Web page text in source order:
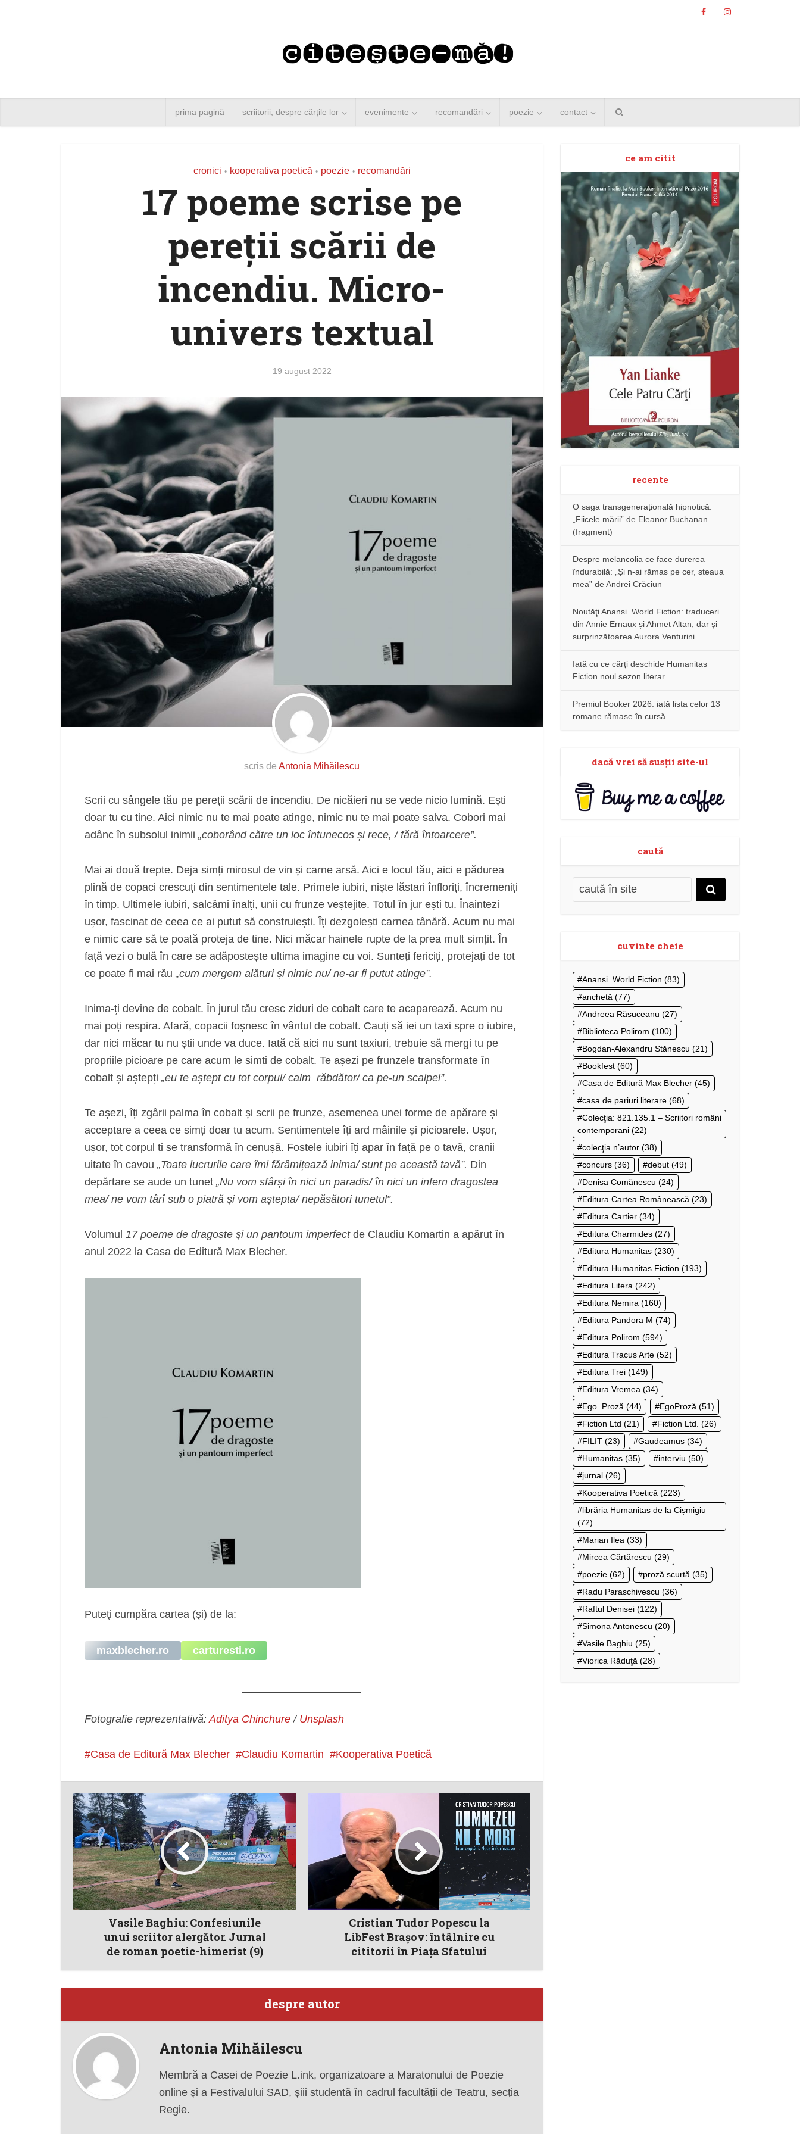
prima pagină scriitorii, despre cărţile lor evenimente recomandări poezie contact
cronici • kooperativa poetică • poezie • recomandări
17 poeme scrise pe
pereții scării de
incendiu. Micro-
univers textual
19 august 2022
scris de Antonia Mihăilescu
Scrii cu sângele tău pe pereții scării de incendiu. De nicăieri nu se vede nicio lumină. Ești
doar tu cu tine. Aici nimic nu te mai poate atinge, nimic nu te mai poate salva. Cobori mai
adânc în subsolul inimii „coborând către un loc întunecos și rece, / fără întoarcere”.
Mai ai două trepte. Deja simți mirosul de vin și carne arsă. Aici e locul tău, aici e pădurea
plină de copaci crescuți din sentimentele tale. Primele iubiri, niște lăstari înfloriți, încremeniți
în timp. Ultimele iubiri, salcâmi înalți, unii cu frunze veștejite. Totul în jur ești tu. Înaintezi
ușor, fascinat de ceea ce ai putut să construiești. Îți dezgolești carnea tânără. Acum nu mai
e nimic care să te poată proteja de tine. Nici măcar hainele rupte de la prea mult simțit. În
față vezi o bulă în care se adăpostește ultima imagine cu voi. Sunteți fericiți, protejați de tot
ce poate fi mai rău „cum mergem alături și nimic nu/ ne-ar fi putut atinge”.
Inima-ți devine de cobalt. În jurul tău cresc ziduri de cobalt care te acaparează. Acum nu
mai poți respira. Afară, copacii foșnesc în vântul de cobalt. Cauți să iei un taxi spre o iubire,
dar nici măcar tu nu știi unde va duce. Iată că aici nu sunt taxiuri, trebuie să mergi tu pe
propriile picioare pe care acum le simți de cobalt. Te așezi pe frunzele transformate în
cobalt și aștepți „eu te aștept cu tot corpul/ calm răbdător/ ca pe-un scalpel”.
Te așezi, îți zgârii palma în cobalt și scrii pe frunze, asemenea unei forme de apărare și
acceptare a ceea ce simți doar tu acum. Sentimentele îți ard mâinile și picioarele. Ușor,
ușor, tot corpul ți se transformă în cenușă. Fostele iubiri îți apar în față pe o tavă, cranii
uitate în cavou „Toate lucrurile care îmi fărâmițează inima/ sunt pe această tavă”. Din
depărtare se aude un tunet „Nu vom sfârși în nici un paradis/ în nici un infern dragostea
mea/ ne vom târî sub o piatră și vom aștepta/ nepăsători tunetul”.
Volumul 17 poeme de dragoste și un pantoum imperfect de Claudiu Komartin a apărut în
anul 2022 la Casa de Editură Max Blecher.
Puteţi cumpăra cartea (şi) de la:
maxblecher.ro carturesti.ro
Fotografie reprezentativă: Aditya Chinchure / Unsplash
Casa de Editură Max Blecher Claudiu Komartin Kooperativa Poetică
Vasile Baghiu: Confesiunile
unui scriitor alergător. Jurnal
de roman poetic-himerist (9)
Cristian Tudor Popescu la
LibFest Brașov: întâlnire cu
cititorii în Piața Sfatului
despre autor
Antonia Mihăilescu
Membră a Casei de Poezie L.ink, organizatoare a Maratonului de Poezie
online și a Festivalului SAD, șiii studentă în cadrul facultății de Teatru, secția
Regie.
ce am citit
recente
O saga transgenerațională hipnotică:
„Fiicele mării” de Eleanor Buchanan
(fragment)
Despre melancolia ce face durerea
îndurabilă: „Și n-ai rămas pe cer, steaua
mea” de Andrei Crăciun
Noutăţi Anansi. World Fiction: traduceri
din Annie Ernaux și Ahmet Altan, dar şi
surprinzătoarea Aurora Venturini
Iată cu ce cărţi deschide Humanitas
Fiction noul sezon literar
Premiul Booker 2026: iată lista celor 13
romane rămase în cursă
dacă vrei să susţii site-ul
caută
cuvinte cheie
Anansi. World Fiction (83)
anchetă (77)
Andreea Răsuceanu (27)
Biblioteca Polirom (100)
Bogdan-Alexandru Stănescu (21)
Bookfest (60)
Casa de Editură Max Blecher (45)
casa de pariuri literare (68)
Colecţia: 821.135.1 – Scriitori români
contemporani (22)
colecţia n’autor (38)
concurs (36) debut (49)
Denisa Comănescu (24)
Editura Cartea Românească (23)
Editura Cartier (34)
Editura Charmides (27)
Editura Humanitas (230)
Editura Humanitas Fiction (193)
Editura Litera (242)
Editura Nemira (160)
Editura Pandora M (74)
Editura Polirom (594)
Editura Tracus Arte (52)
Editura Trei (149)
Editura Vremea (34)
Ego. Proză (44) EgoProză (51)
Fiction Ltd (21) Fiction Ltd. (26)
FILIT (23) Gaudeamus (34)
Humanitas (35) interviu (50)
jurnal (26)
Kooperativa Poetică (223)
librăria Humanitas de la Cișmigiu
(72)
Marian Ilea (33)
Mircea Cărtărescu (29)
poezie (62) proză scurtă (35)
Radu Paraschivescu (36)
Raftul Denisei (122)
Simona Antonescu (20)
Vasile Baghiu (25)
Viorica Răduţă (28)